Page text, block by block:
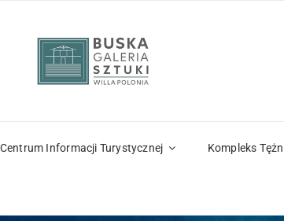
Centrum Informacji Turystycznej Kompleks